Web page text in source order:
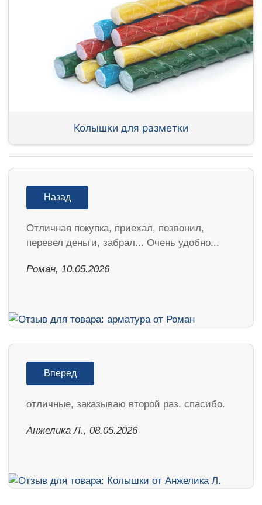
Колышки для разметки
Назад
Отличная покупка, приехал, позвонил,
перевел деньги, забрал... Очень удобно...
Роман, 10.05.2026
Вперед
отличные, заказываю второй раз. спасибо.
Анжелика Л., 08.05.2026